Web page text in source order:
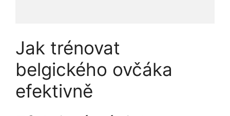
Jak trénovat
belgického ⁢ovčáka‍
efektivně